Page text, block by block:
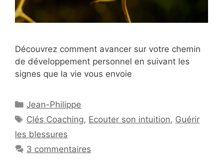
Découvrez comment avancer sur votre chemin
de développement personnel en suivant les
signes que la vie vous envoie
Catégories
Jean-Philippe
Étiquettes
Clés Coaching, Ecouter son intuition, Guérir
les blessures
3 commentaires